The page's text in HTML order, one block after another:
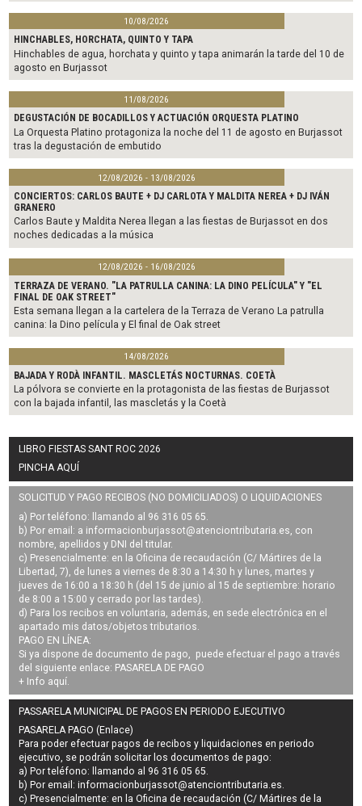
10/08/2026
HINCHABLES, HORCHATA, QUINTO Y TAPA
Hinchables de agua, horchata y quinto y tapa animarán la tarde del 10 de
agosto en Burjassot
11/08/2026
DEGUSTACIÓN DE BOCADILLOS Y ACTUACIÓN ORQUESTA PLATINO
La Orquesta Platino protagoniza la noche del 11 de agosto en Burjassot
tras la degustación de embutido
12/08/2026 - 13/08/2026
CONCIERTOS: CARLOS BAUTE + DJ CARLOTA Y MALDITA NEREA + DJ IVÁN
GRANERO
Carlos Baute y Maldita Nerea llegan a las fiestas de Burjassot en dos
noches dedicadas a la música
12/08/2026 - 16/08/2026
TERRAZA DE VERANO. "LA PATRULLA CANINA: LA DINO PELÍCULA" Y "EL
FINAL DE OAK STREET"
Esta semana llegan a la cartelera de la Terraza de Verano La patrulla
canina: la Dino película y El final de Oak street
14/08/2026
BAJADA Y RODÀ INFANTIL. MASCLETÁS NOCTURNAS. COETÀ
La pólvora se convierte en la protagonista de las fiestas de Burjassot
con la bajada infantil, las mascletás y la Coetà
LIBRO FIESTAS SANT ROC 2026
PINCHA AQUÍ
SOLICITUD Y PAGO RECIBOS (NO DOMICILIADOS) O LIQUIDACIONES
a) Por teléfono: llamando al 96 316 05 65.
b) Por email: a informacionburjassot@atenciontributaria.es , con
nombre, apellidos y DNI del titular.
c) Presencialmente: en la Oficina de recaudación (C/ Mártires de la
Libertad, 7), de lunes a viernes de 8:30 a 14:30 h y lunes, martes y
jueves de 16:00 a 18:30 h (del 15 de junio al 15 de septiembre: horario
de 8:00 a 15:00 y cerrado por las tardes).
d) Para los recibos en voluntaria, además, en sede electrónica en el
apartado mis datos/objetos tributarios.
PAGO EN LÍNEA:
Si ya dispone de documento de pago, puede efectuar el pago a través
del siguiente enlace: PASARELA DE PAGO
+ Info aquí
PASSARELA MUNICIPAL DE PAGOS EN PERIODO EJECUTIVO
PASARELA PAGO (Enlace)
Para poder efectuar pagos derecibos y liquidaciones en periodo
ejecutivo, se podrán solicitar los documentos de pago:
a) Por teléfono: llamando al 96 316 05 65.
b) Por email:informacionburjassot@atenciontributaria.es.
c) Presencialmente: en la Oficina de recaudación (C/ Mártires de la